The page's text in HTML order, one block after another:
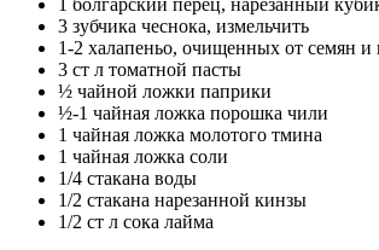
3 зубчика чеснока, измельчить
1-2 халапеньо, очищенных от семян и
3 ст л томатной пасты
½ чайной ложки паприки
½-1 чайная ложка порошка чили
1 чайная ложка молотого тмина
1 чайная ложка соли
1/4 стакана воды
1/2 стакана нарезанной кинзы
1/2 ст л сока лайма